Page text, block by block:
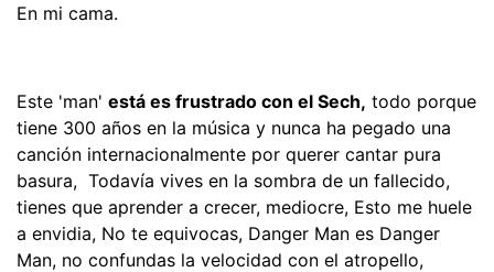
En mi cama.
Este 'man' está es frustrado con el Sech, todo porque
tiene 300 años en la música y nunca ha pegado una
canción internacionalmente por querer cantar pura
basura,  Todavía vives en la sombra de un fallecido,
tienes que aprender a crecer, mediocre, Esto me huele
a envidia, No te equivocas, Danger Man es Danger
Man, no confundas la velocidad con el atropello,